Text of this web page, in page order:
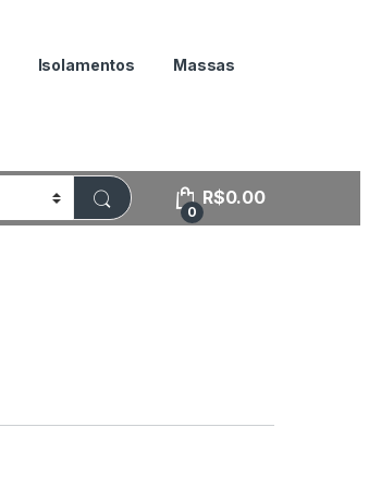
Isolamentos Massas
0
R$0.00